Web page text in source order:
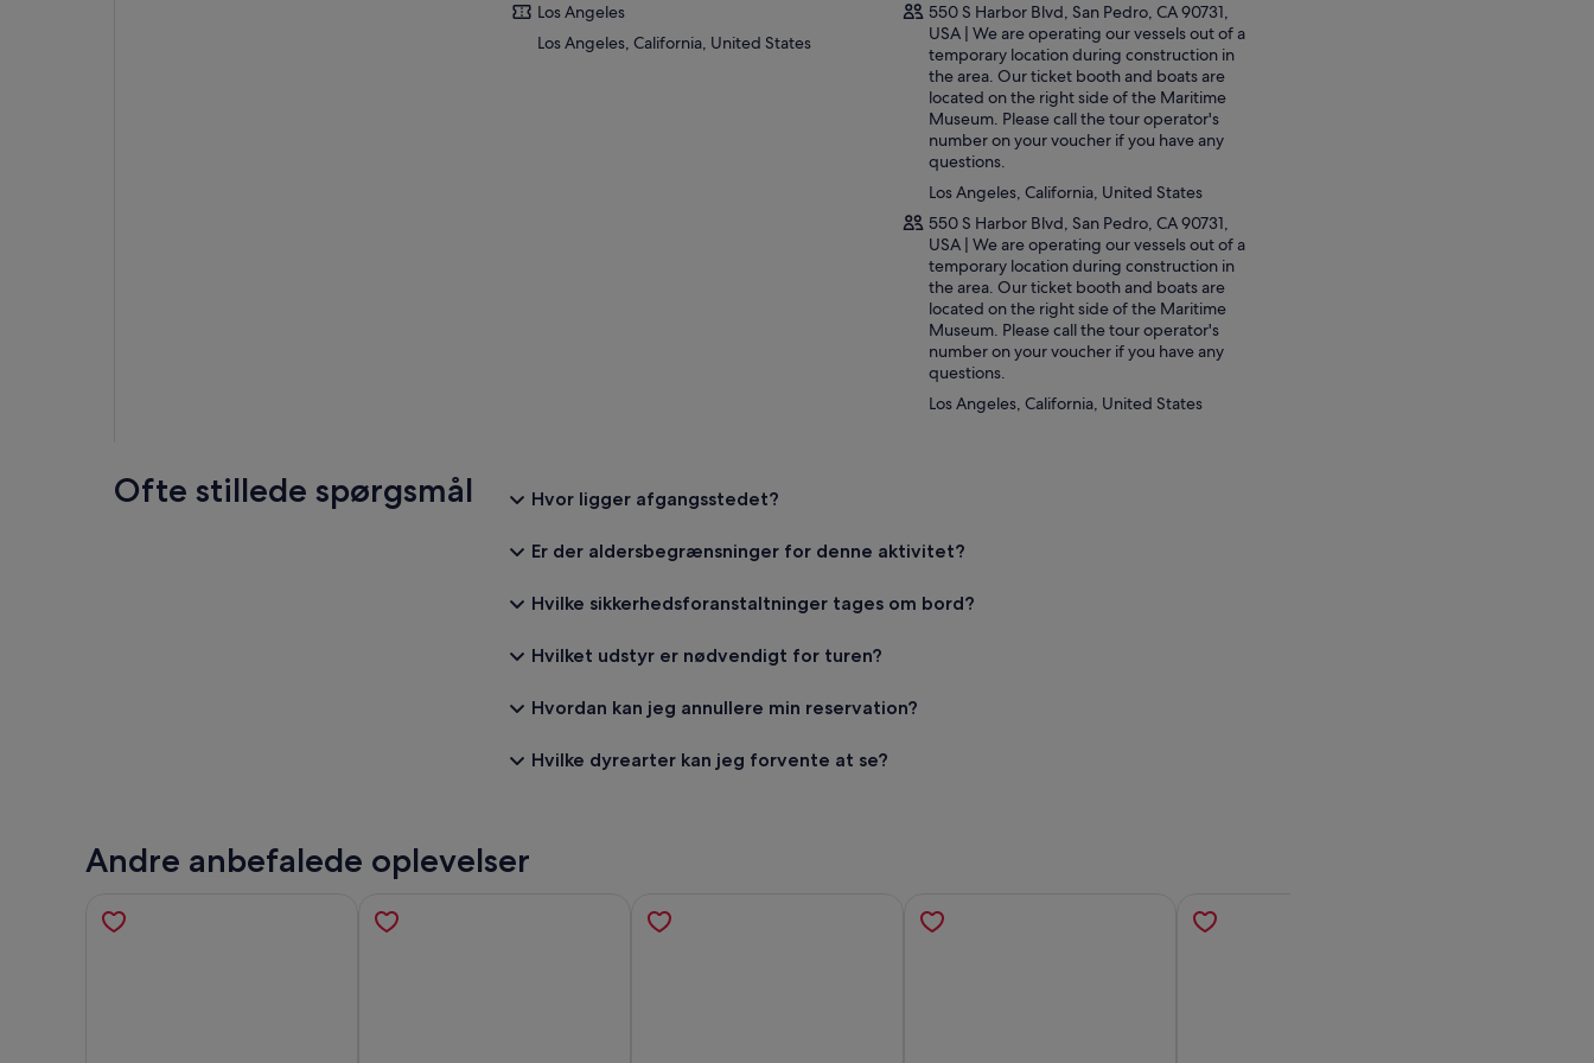
Gør det til en ekstra speciel oplevelse ved at købe pakken og tilføje adgang til slagskibet USS Iowa,
det eneste slagskibsmuseum, der er åbent for offentligheden på vestkysten. Udforsk USS Iowa
Museum i dit eget tempo, og gåtur på dækket af dette legendariske slagskib, og lær om flådehistorien
gennem interaktive udstillinger. Denne tur er ideel for familier og historieinteresserede, der ønsker
Los Angeles
Los Angeles, California, United States
550 S Harbor Blvd, San Pedro, CA 90731,
USA | We are operating our vessels out of a
temporary location during construction in
the area. Our ticket booth and boats are
located on the right side of the Maritime
Museum. Please call the tour operator's
number on your voucher if you have any
questions.
Los Angeles, California, United States
550 S Harbor Blvd, San Pedro, CA 90731,
USA | We are operating our vessels out of a
temporary location during construction in
the area. Our ticket booth and boats are
located on the right side of the Maritime
Museum. Please call the tour operator's
number on your voucher if you have any
questions.
Los Angeles, California, United States
Ofte stillede spørgsmål Hvor ligger afgangsstedet?
Er der aldersbegrænsninger for denne aktivitet?
Hvilke sikkerhedsforanstaltninger tages om bord?
Hvilket udstyr er nødvendigt for turen?
Hvordan kan jeg annullere min reservation?
Hvilke dyrearter kan jeg forvente at se?
Andre anbefalede oplevelser